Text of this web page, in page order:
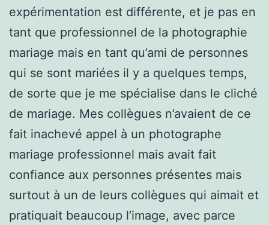
expérimentation est différente, et je pas en
tant que professionnel de la photographie
mariage mais en tant qu’ami de personnes
qui se sont mariées il y a quelques temps,
de sorte que je me spécialise dans le cliché
de mariage. Mes collègues n’avaient de ce
fait inachevé appel à un photographe
mariage professionnel mais avait fait
confiance aux personnes présentes mais
surtout à un de leurs collègues qui aimait et
pratiquait beaucoup l’image, avec parce